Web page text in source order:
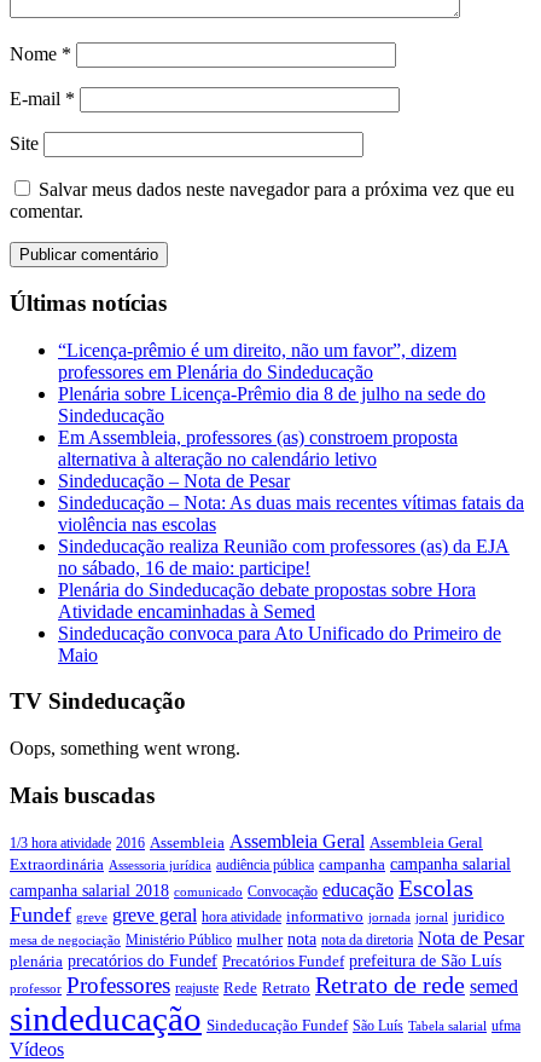
Nome *
E-mail *
Site
Salvar meus dados neste navegador para a próxima vez que eu
comentar.
Últimas notícias
“Licença-prêmio é um direito, não um favor”, dizem
professores em Plenária do Sindeducação
Plenária sobre Licença-Prêmio dia 8 de julho na sede do
Sindeducação
Em Assembleia, professores (as) constroem proposta
alternativa à alteração no calendário letivo
Sindeducação – Nota de Pesar
Sindeducação – Nota: As duas mais recentes vítimas fatais da
violência nas escolas
Sindeducação realiza Reunião com professores (as) da EJA
no sábado, 16 de maio: participe!
Plenária do Sindeducação debate propostas sobre Hora
Atividade encaminhadas à Semed
Sindeducação convoca para Ato Unificado do Primeiro de
Maio
TV Sindeducação
Oops, something went wrong.
Mais buscadas
1/3 hora atividade 2016 Assembleia Assembleia Geral Assembleia Geral
Extraordinária Assessoria jurídica audiência pública campanha campanha salarial
campanha salarial 2018 comunicado Convocação educação Escolas
Fundef greve greve geral hora atividade informativo jornada jornal juridico
mesa de negociação Ministério Público mulher nota nota da diretoria Nota de Pesar
plenária precatórios do Fundef Precatórios Fundef prefeitura de São Luís
professor Professores reajuste Rede Retrato Retrato de rede semed
sindeducação Sindeducação Fundef São Luís Tabela salarial ufma
Vídeos